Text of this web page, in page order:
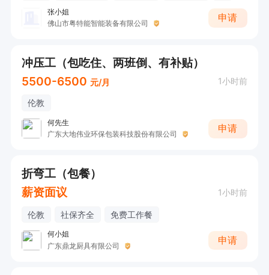
张小姐
佛山市粤特能智能装备有限公司
申请
冲压工（包吃住、两班倒、有补贴）
5500-6500 元/月 1小时前
伦教
何先生
广东大地伟业环保包装科技股份有限公司
申请
折弯工（包餐）
薪资面议
1小时前
伦教 社保齐全 免费工作餐
何小姐
广东鼎龙厨具有限公司
申请